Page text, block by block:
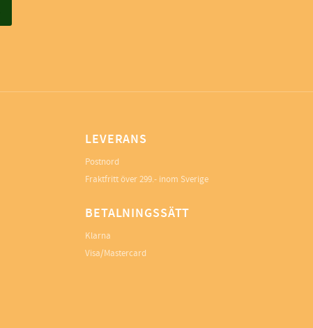
LEVERANS
Postnord
Fraktfritt över 299.- inom Sverige
BETALNINGSSÄTT
Klarna
Visa/Mastercard